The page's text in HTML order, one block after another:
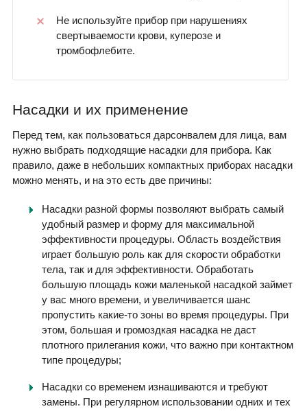
Не используйте прибор при нарушениях
свертываемости крови, куперозе и
тромбофлебите.
Насадки и их применение
Перед тем, как пользоваться дарсонвалем для лица, вам
нужно выбрать подходящие насадки для прибора. Как
правило, даже в небольших компактных приборах насадки
можно менять, и на это есть две причины:
Насадки разной формы позволяют выбрать самый
удобный размер и форму для максимальной
эффективности процедуры. Область воздействия
играет большую роль как для скорости обработки
тела, так и для эффективности. Обработать
большую площадь кожи маленькой насадкой займет
у вас много времени, и увеличивается шанс
пропустить какие-то зоны во время процедуры. При
этом, большая и громоздкая насадка не даст
плотного прилегания кожи, что важно при контактном
типе процедуры;
Насадки со временем изнашиваются и требуют
замены. При регулярном использовании одних и тех